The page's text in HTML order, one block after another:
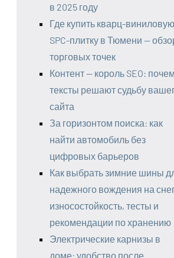
в 2025 году
Где купить кварц-виниловую
SPC-плитку в Тюмени —
торговых точек
Контент — король SEO:
тексты решают судьбу
сайта
За горизонтом поиска: как
найти автомобиль без
цифровых барьеров
Как выбрать зимние шины
надежного вождения на
износостойкость, тесты и
рекомендации по хранению
Электрические карнизы в
доме: удобство после